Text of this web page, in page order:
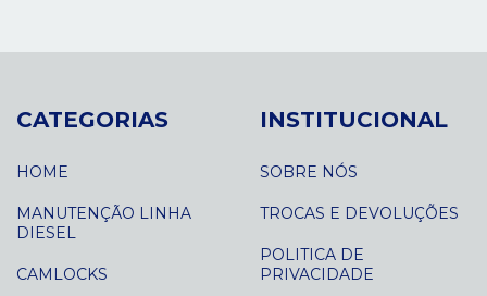
CATEGORIAS
HOME
MANUTENÇÃO LINHA
DIESEL
CAMLOCKS
INSTITUCIONAL
SOBRE NÓS
TROCAS E DEVOLUÇÕES
POLITICA DE
PRIVACIDADE